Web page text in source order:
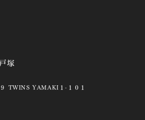
塚
TWINS YAMAKI１-１０１